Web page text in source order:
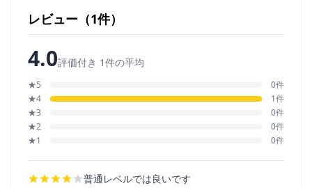
レビュー（1件）
4.0評価付き 1件の平均
★5
0件
★4
1件
★3
0件
★2
0件
★1
0件
普通レベルでは良いです